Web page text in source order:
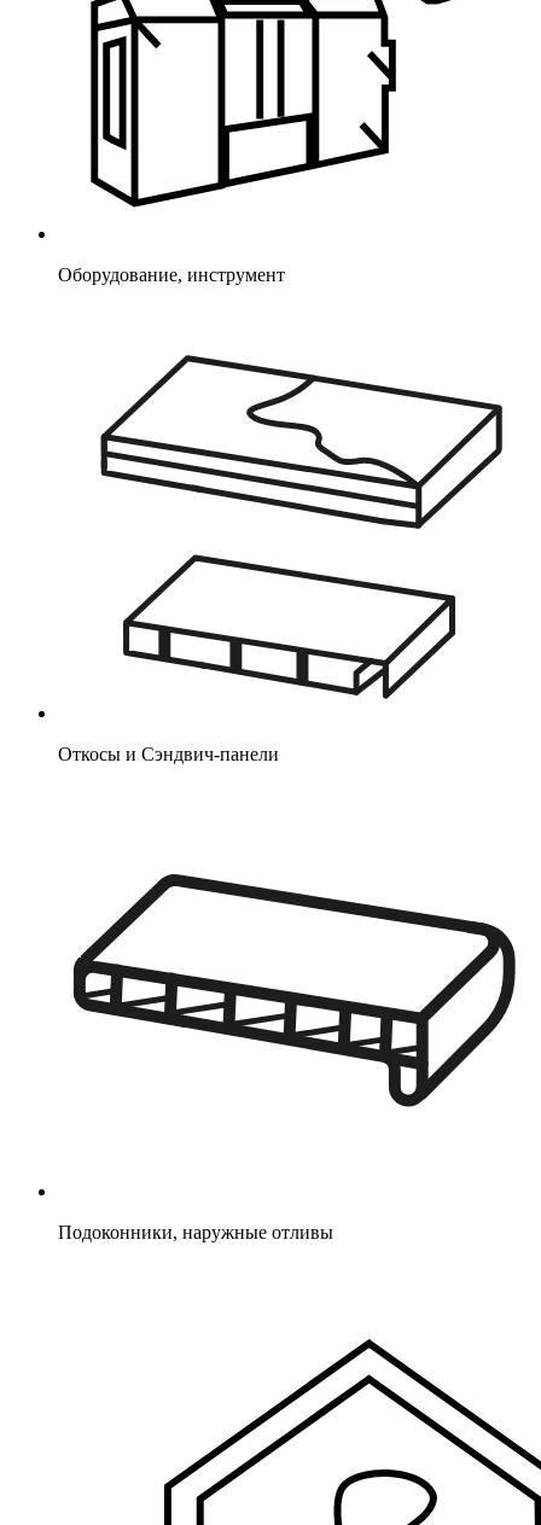
Оборудование, инструмент
Откосы и Сэндвич-панели
Подоконники, наружные отливы